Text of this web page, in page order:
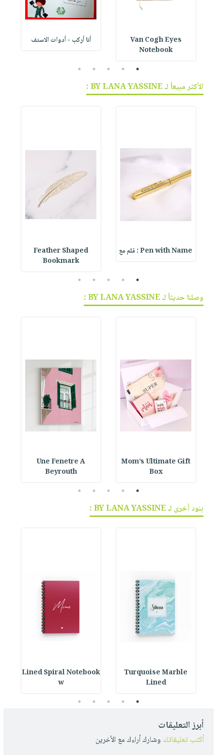
Van Cogh Eyes
Notebook
أنا أركب - أدوات الاستف
1
2
3
4
5
الأكثر مبيعاً لـ BY LANA YASSINE :
Pen with Name : قلم مع
Feather Shaped
Bookmark
1
2
3
4
5
وصلنا حديثاً لـ BY LANA YASSINE :
Mom’s Ultimate Gift
Box
Une Fenetre A
Beyrouth
1
2
3
4
5
بنود أخرى لـ BY LANA YASSINE :
Turquoise Marble
Lined
Lined Spiral Notebook
w
1
2
3
4
5
أبرز التعليقات
أكتب تعليقاتك وشارك أراءك مع الأخرين